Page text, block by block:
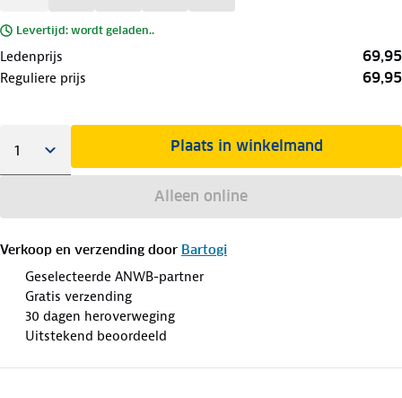
Levertijd: wordt geladen..
Ledenprijs 69,95
Reguliere prijs 69,95
Plaats in winkelmand
Alleen online
Verkoop en verzending door Bartogi
Geselecteerde ANWB-partner
Gratis verzending
30 dagen heroverweging
Uitstekend beoordeeld